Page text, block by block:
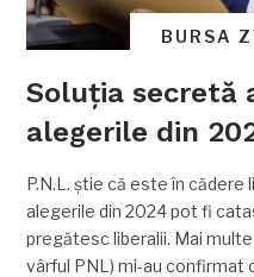
BURSA
Soluția secretă
alegerile din
P.N.L. știe că este în cădere
alegerile din 2024 pot fi
pregătesc liberalii. Mai
vârful PNL) mi-au confirmat